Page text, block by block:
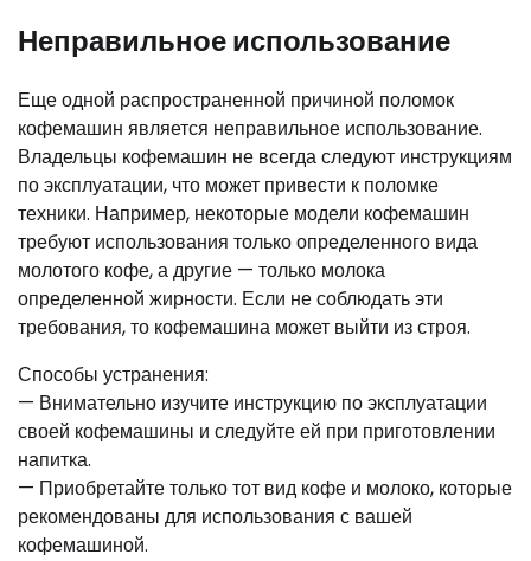
Неправильное использование
Еще одной распространенной причиной поломок
кофемашин является неправильное использование.
Владельцы кофемашин не всегда следуют инструкциям
по эксплуатации, что может привести к поломке
техники. Например, некоторые модели кофемашин
требуют использования только определенного вида
молотого кофе, а другие — только молока
определенной жирности. Если не соблюдать эти
требования, то кофемашина может выйти из строя.
Способы устранения:
— Внимательно изучите инструкцию по эксплуатации
своей кофемашины и следуйте ей при приготовлении
напитка.
— Приобретайте только тот вид кофе и молоко, которые
рекомендованы для использования с вашей
кофемашиной.